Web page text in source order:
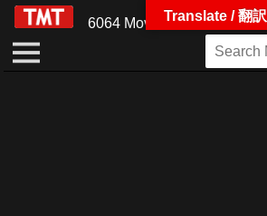
6064 MoviesTranslate / 翻訳